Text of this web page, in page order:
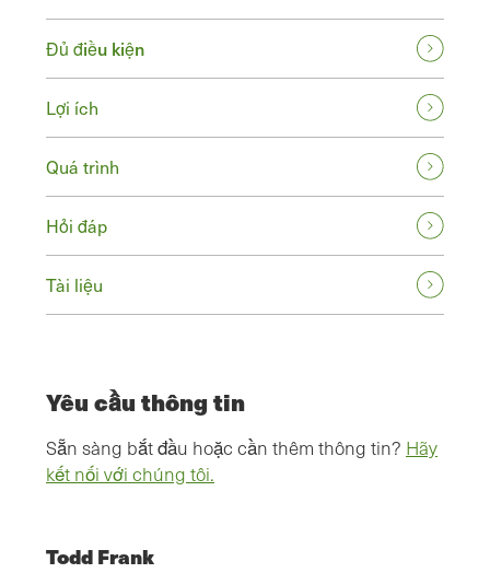
Đủ điều kiện
Lợi ích
Quá trình
Hỏi đáp
Tài liệu
Yêu cầu thông tin
Sẵn sàng bắt đầu hoặc cần thêm thông tin? Hãy
kết nối với chúng tôi.
Todd Frank